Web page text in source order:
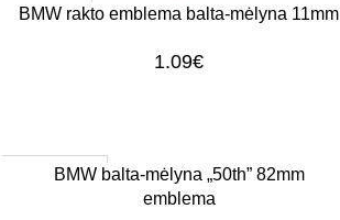
Išparduota
DAUGIAU
BMW rakto emblema balta-mėlyna 11mm
1.09€
1–3 d. d.
Į KREPŠELĮBMW balta-mėlyna „50th” 82mm
emblema